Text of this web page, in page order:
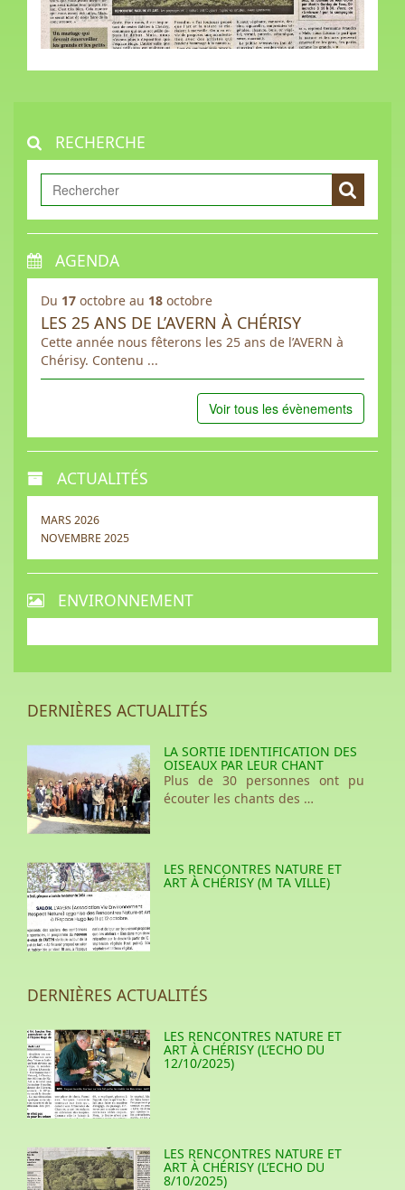
RECHERCHE
AGENDA
Du 17 octobre au 18 octobre
LES 25 ANS DE L’AVERN À CHÉRISY
Cette année nous fêterons les 25 ans de l’AVERN à
Chérisy. Contenu ...
Voir tous les évènements
ACTUALITÉS
MARS 2026
NOVEMBRE 2025
ENVIRONNEMENT
DERNIÈRES ACTUALITÉS
LA SORTIE IDENTIFICATION DES
OISEAUX PAR LEUR CHANT
Plus de 30 personnes ont pu
écouter les chants des …
LES RENCONTRES NATURE ET
ART À CHÉRISY (M TA VILLE)
DERNIÈRES ACTUALITÉS
LES RENCONTRES NATURE ET
ART À CHÉRISY (L’ECHO DU
12/10/2025)
LES RENCONTRES NATURE ET
ART À CHÉRISY (L’ECHO DU
8/10/2025)